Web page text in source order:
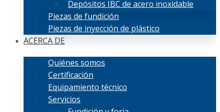
Depósitos IBC de acero inoxidable
Piezas de fundición
Piezas de inyección de plástico
ACERCA DE
Quiénes somos
Certificación
Equipamiento técnico
Servicios